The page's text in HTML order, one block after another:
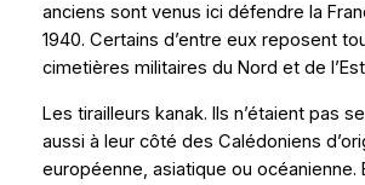
anciens sont venus ici défendre la
1940. Certains d’entre eux reposent
cimetières militaires du Nord et de
Les tirailleurs kanak. Ils n’étaient pas
aussi à leur côté des Calédoniens
européenne, asiatique ou océanienne.